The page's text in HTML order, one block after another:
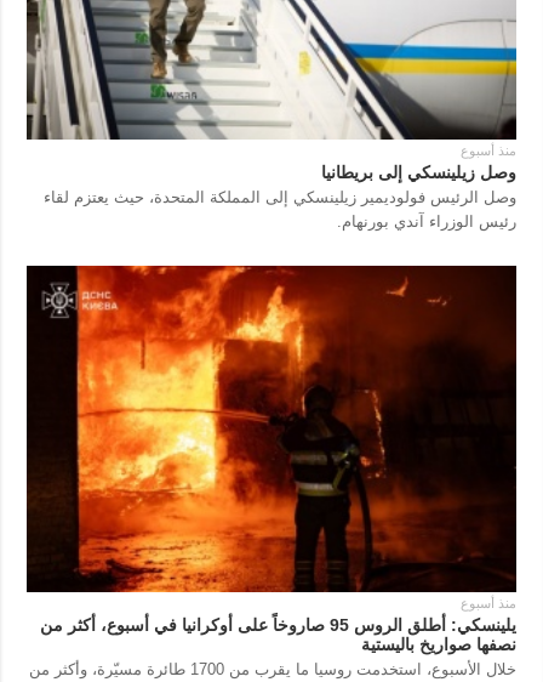
منذ أسبوع
وصل زيلينسكي إلى بريطانيا
وصل الرئيس فولوديمير زيلينسكي إلى المملكة المتحدة، حيث يعتزم لقاء
رئيس الوزراء آندي بورنهام.
منذ أسبوع
يلينسكي: أطلق الروس 95 صاروخاً على أوكرانيا في أسبوع، أكثر من
نصفها صواريخ باليستية
خلال الأسبوع، استخدمت روسيا ما يقرب من 1700 طائرة مسيّرة، وأكثر من